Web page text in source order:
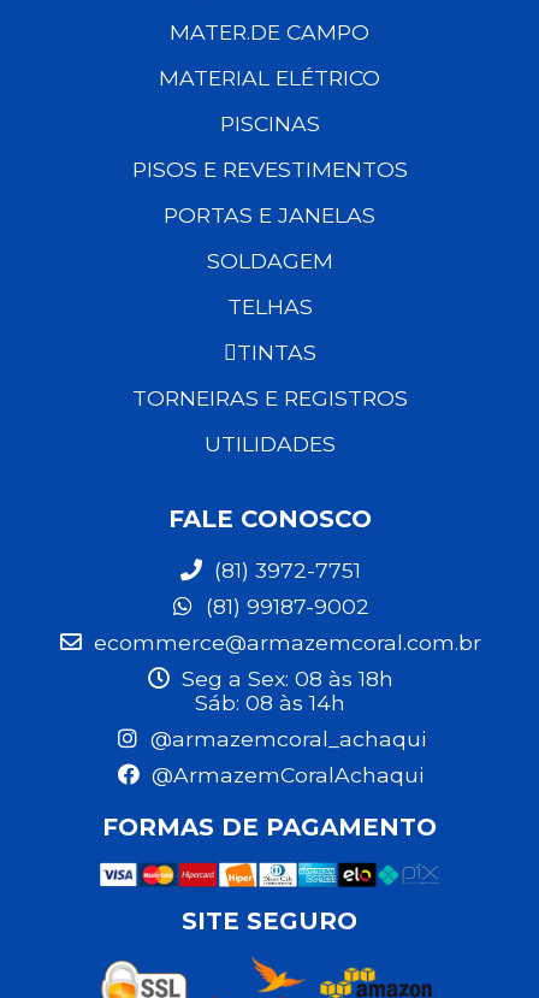
MATER.DE CAMPO
MATERIAL ELÉTRICO
PISCINAS
PISOS E REVESTIMENTOS
PORTAS E JANELAS
SOLDAGEM
TELHAS
TINTAS
TORNEIRAS E REGISTROS
UTILIDADES
FALE CONOSCO
(81) 3972-7751
(81) 99187-9002
ecommerce@armazemcoral.com.br
Seg a Sex: 08 às 18h
Sáb: 08 às 14h
@armazemcoral_achaqui
@ArmazemCoralAchaqui
FORMAS DE PAGAMENTO
SITE SEGURO